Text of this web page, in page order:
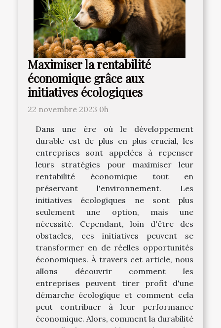
Maximiser la rentabilité
économique grâce aux
initiatives écologiques
22 novembre 2023 0h
Dans une ère où le développement
durable est de plus en plus crucial, les
entreprises sont appelées à repenser
leurs stratégies pour maximiser leur
rentabilité économique tout en
préservant l'environnement. Les
initiatives écologiques ne sont plus
seulement une option, mais une
nécessité. Cependant, loin d'être des
obstacles, ces initiatives peuvent se
transformer en de réelles opportunités
économiques. À travers cet article, nous
allons découvrir comment les
entreprises peuvent tirer profit d'une
démarche écologique et comment cela
peut contribuer à leur performance
économique. Alors, comment la durabilité